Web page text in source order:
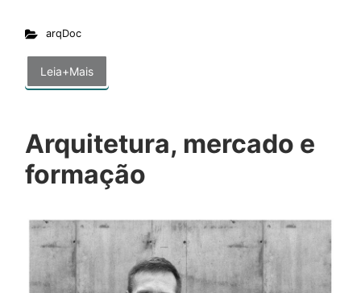
arqDoc
Leia+Mais
Arquitetura, mercado e
formação